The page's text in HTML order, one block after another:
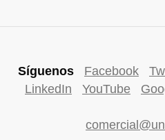
Síguenos Facebook
LinkedIn
YouTube